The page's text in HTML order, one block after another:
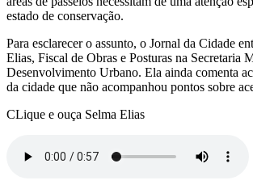
estado de conservação.
Para esclarecer o assunto, o Jornal da Cidade
Elias, Fiscal de Obras e Posturas na Secretaria
Desenvolvimento Urbano. Ela ainda comenta
da cidade que não acompanhou pontos sobre
CLique e ouça Selma Elias